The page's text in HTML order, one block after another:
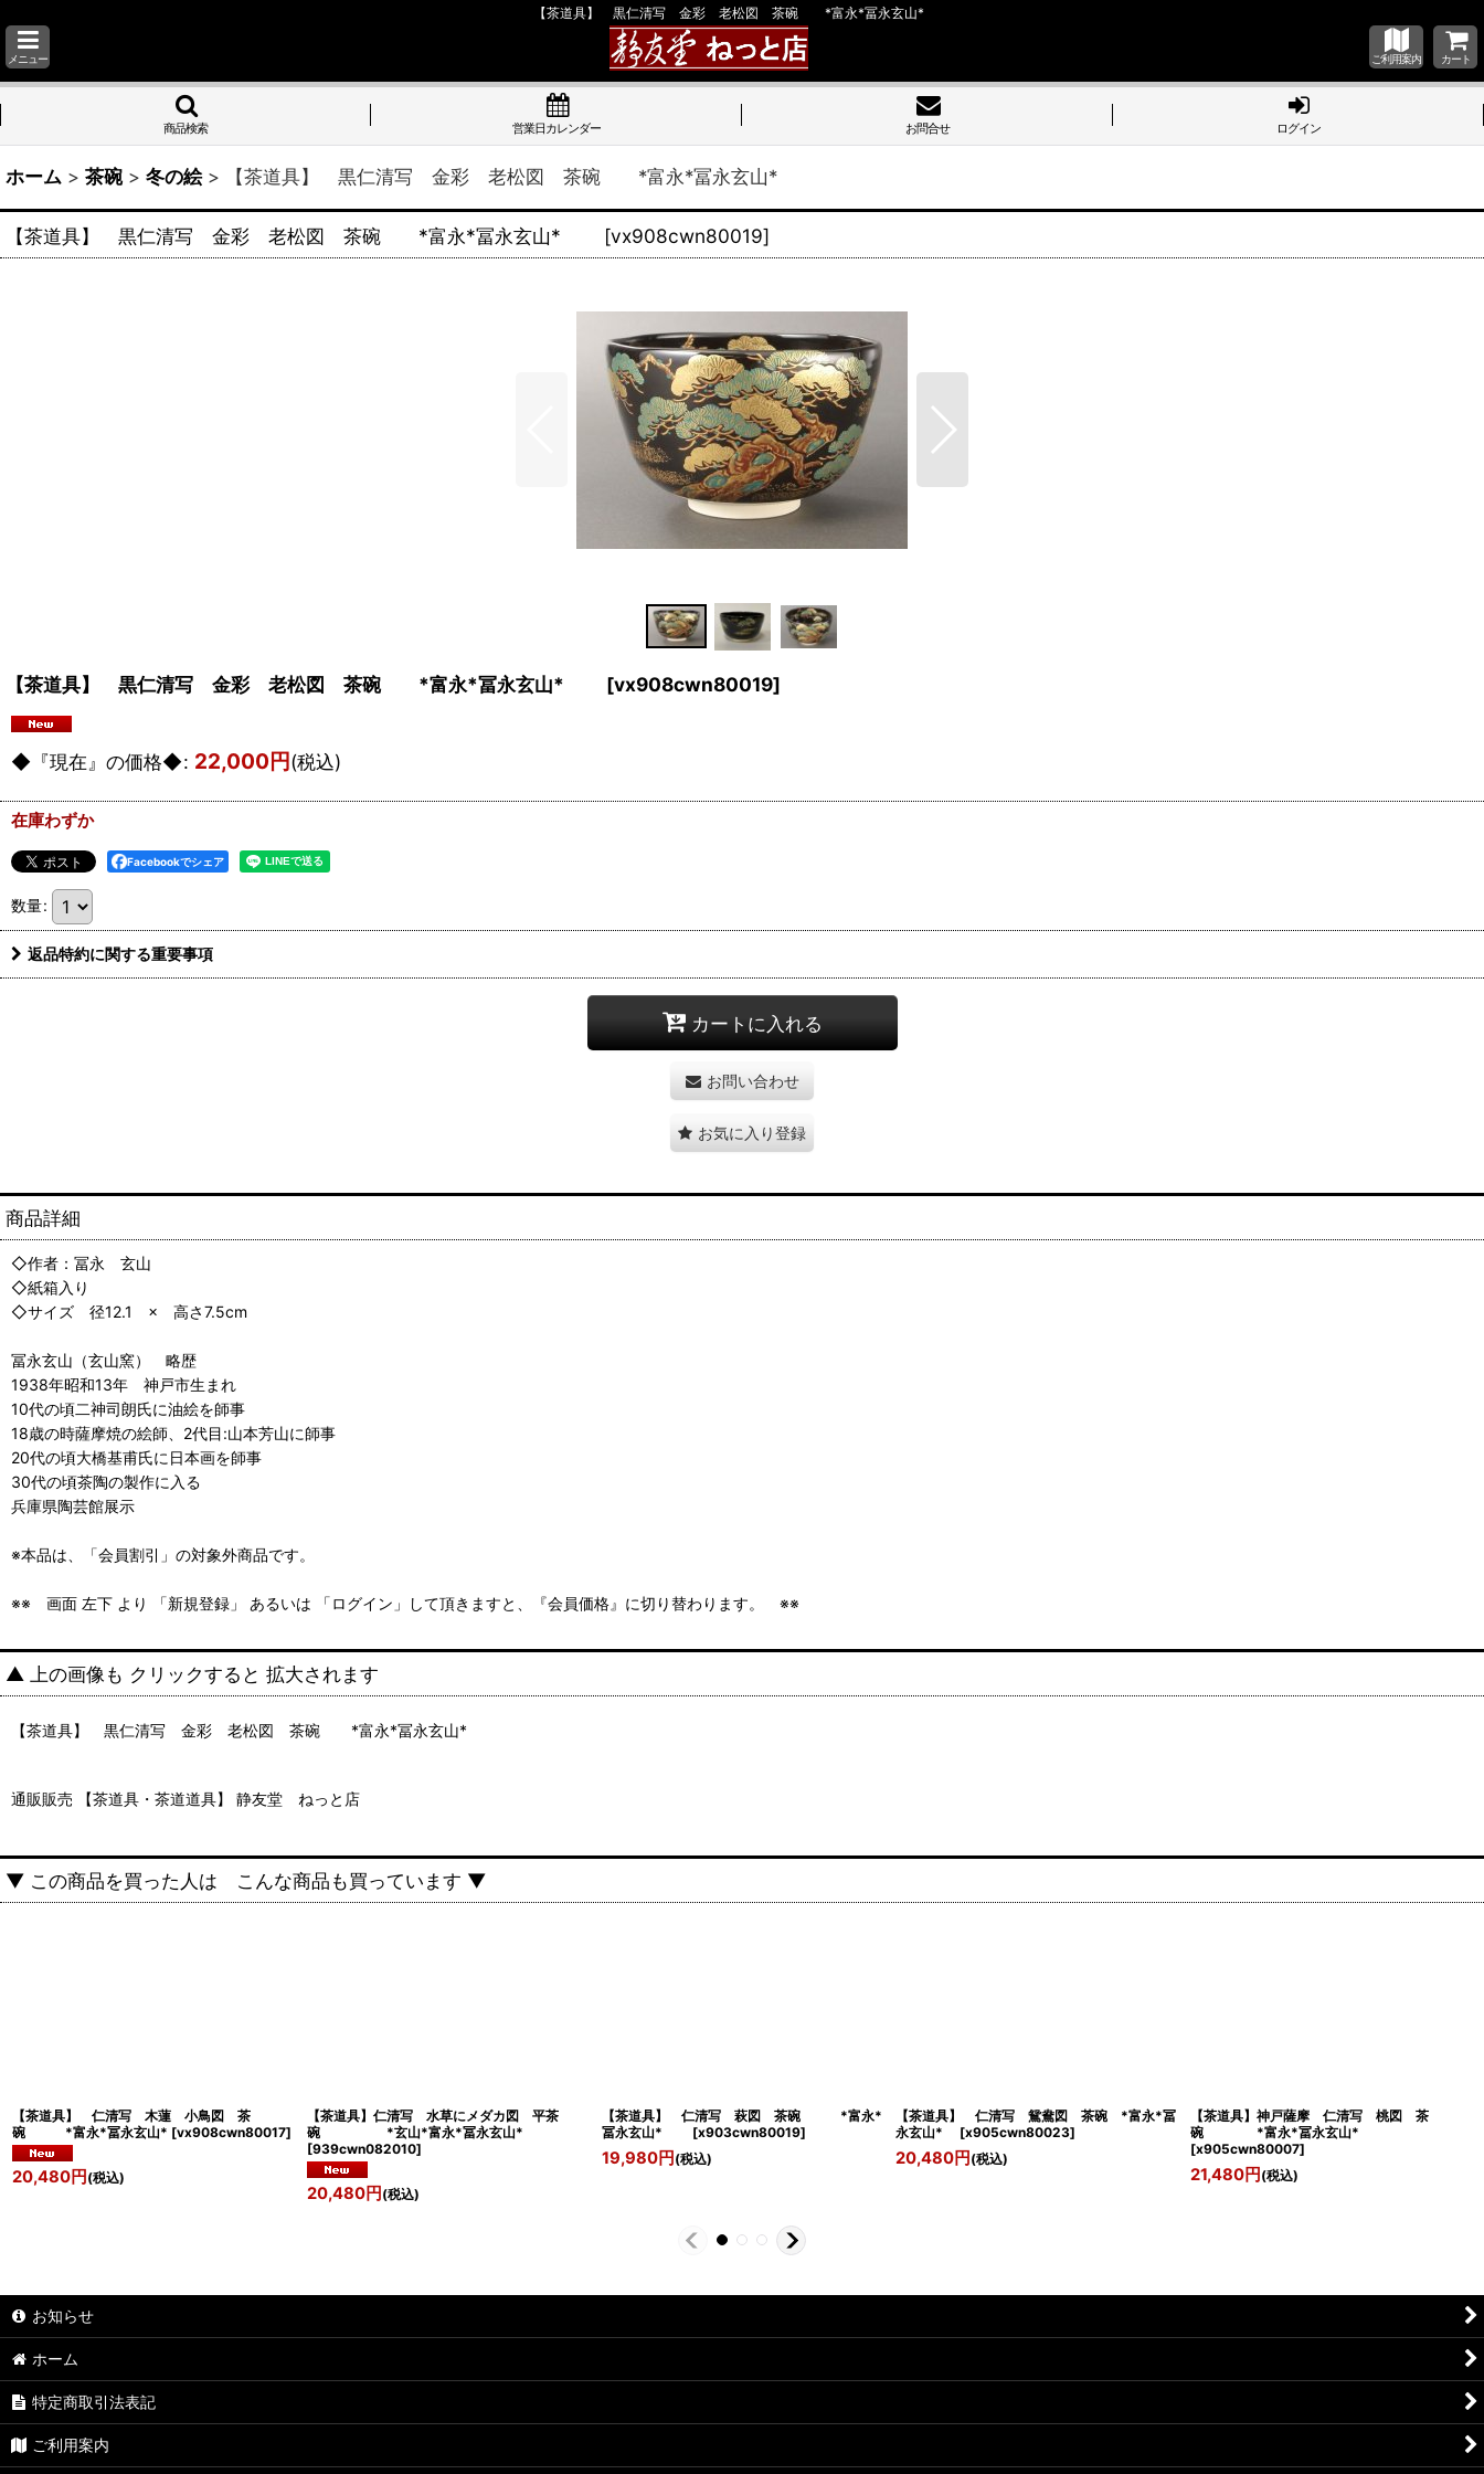
【茶道具】 黒仁清写 金彩 老松図 茶碗 *富永*冨永玄山*
メニュー ご利用案内 カート
商品検索 営業日カレンダー お問合せ ログイン
ホーム > 茶碗 > 冬の絵 > 【茶道具】 黒仁清写 金彩 老松図 茶碗 *富永*冨永玄山*
【茶道具】 黒仁清写 金彩 老松図 茶碗 *富永*冨永玄山* [vx908cwn80019]
【茶道具】 黒仁清写 金彩 老松図 茶碗 *富永*冨永玄山* [vx908cwn80019]
◆『現在』の価格◆: 22,000 円(税込)
在庫わずか
Facebookでシェア
数量:
返品特約に関する重要事項
カートに入れる
お問い合わせ
お気に入り登録
商品詳細
◇作者：冨永 玄山
◇紙箱入り
◇サイズ 径12.1 × 高さ7.5cm
冨永玄山（玄山窯） 略歴
1938年昭和13年 神戸市生まれ
10代の頃二神司朗氏に油絵を師事
18歳の時薩摩焼の絵師、2代目:山本芳山に師事
20代の頃大橋基甫氏に日本画を師事
30代の頃茶陶の製作に入る
兵庫県陶芸館展示
※本品は、「会員割引」の対象外商品です。
※※ 画面 左下 より 「新規登録」 あるいは 「ログイン」して頂きますと、『会員価格』に切り替わります。 ※※
▲ 上の画像も クリックすると 拡大されます
【茶道具】 黒仁清写 金彩 老松図 茶碗 *富永*冨永玄山*
通販販売 【茶道具・茶道道具】 静友堂 ねっと店
▼ この商品を買った人は こんな商品も買っています ▼
【茶道具】 仁清写 木蓮 小鳥図 茶
碗 *富永*冨永玄山* [vx908cwn80017]
20,480円 (税込)
【茶道具】仁清写 水草にメダカ図 平茶
碗 *玄山*富永*冨永玄山*
[939cwn082010]
20,480円 (税込)
【茶道具】 仁清写 萩図 茶碗 *富永*
冨永玄山*
[x903cwn80019]
19,980円 (税込)
【茶道具】 仁清写 鴛鴦図 茶碗 *富永*冨
永玄山*
[x905cwn80023]
20,480円 (税込)
【茶道具】神戸薩摩 仁清写 桃図 茶
碗 *富永*冨永玄山*
[x905cwn80007]
21,480円 (税込)
お知らせ
ホーム
特定商取引法表記
ご利用案内